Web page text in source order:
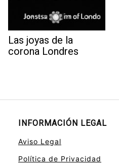
Las joyas de la
corona Londres
INFORMACIÓN LEGAL
Aviso Legal
Política de Privacidad